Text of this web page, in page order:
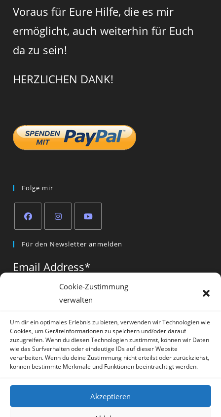
Cookie-Zustimmung
verwalten
Um dir ein optimales Erlebnis zu bieten, verwenden wir Technologien wie
Cookies, um Geräteinformationen zu speichern und/oder darauf
zuzugreifen. Wenn du diesen Technologien zustimmst, können wir Daten
wie das Surfverhalten oder eindeutige IDs auf dieser Website
verarbeiten. Wenn du deine Zustimmung nicht erteilst oder zurückziehst,
können bestimmte Merkmale und Funktionen beeinträchtigt werden.
Akzeptieren
Voraus für Eure Hilfe, die es mir
ermöglicht, auch weiterhin für Euch
da zu sein!
HERZLICHEN DANK!
Folge mir
in
new
in
new
in
new
tab
Für den Newsletter anmelden
Email Address*
Vorname*